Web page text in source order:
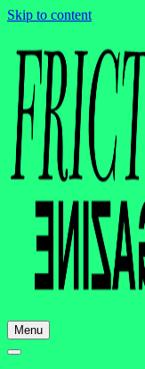
Skip to content
Menu